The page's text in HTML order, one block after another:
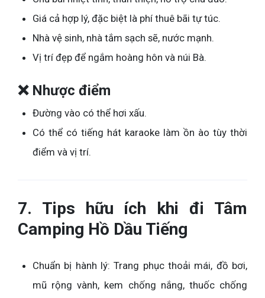
Giá cả hợp lý, đặc biệt là phí thuê bãi tự túc.
Nhà vệ sinh, nhà tắm sạch sẽ, nước mạnh.
Vị trí đẹp để ngắm hoàng hôn và núi Bà.
❌ Nhược điểm
Đường vào có thể hơi xấu.
Có thể có tiếng hát karaoke làm ồn ào tùy thời
điểm và vị trí.
7. Tips hữu ích khi đi Tâm
Camping Hồ Dầu Tiếng
Chuẩn bị hành lý: Trang phục thoải mái, đồ bơi,
mũ rộng vành, kem chống nắng, thuốc chống